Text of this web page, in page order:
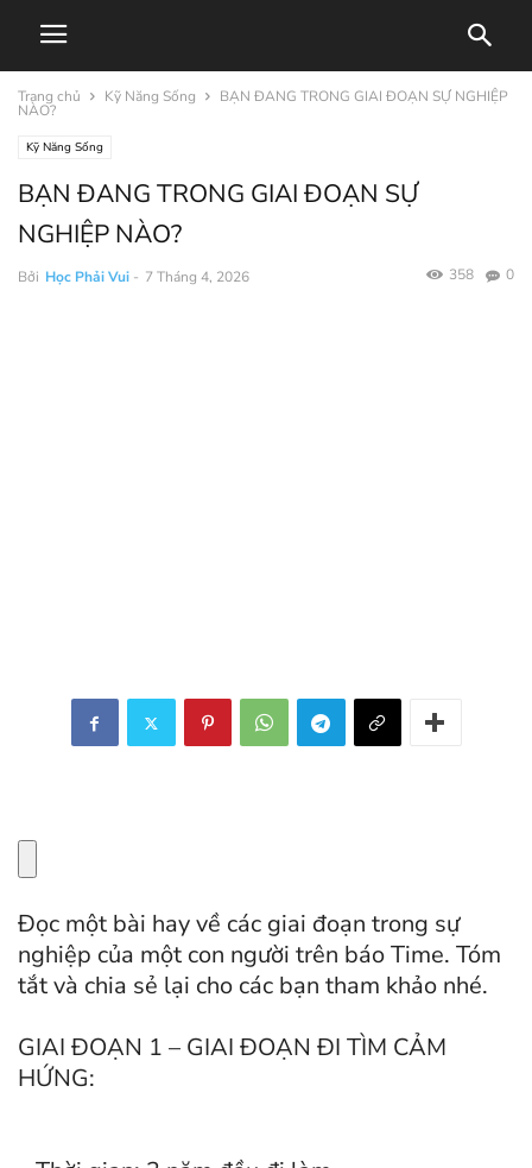
Trang chủ Kỹ Năng Sống BẠN ĐANG TRONG GIAI ĐOẠN SỰ NGHIỆP
NÀO?
Kỹ Năng Sống
BẠN ĐANG TRONG GIAI ĐOẠN SỰ
NGHIỆP NÀO?
Bởi Học Phải Vui - 7 Tháng 4, 2026 0
358
Đọc một bài hay về các giai đoạn trong sự
nghiệp của một con người trên báo Time. Tóm
tắt và chia sẻ lại cho các bạn tham khảo nhé.
GIAI ĐOẠN 1 – GIAI ĐOẠN ĐI TÌM CẢM
HỨNG: